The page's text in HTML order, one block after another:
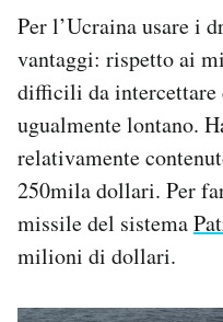
Per l’Ucraina usare i
vantaggi: rispetto ai
difficili da intercettare
ugualmente lontano.
relativamente
250mila dollari. Per
missile del sistema
milioni di dollari.